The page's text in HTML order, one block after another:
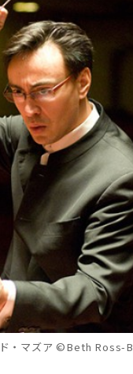
・マズア ©Beth Ross-